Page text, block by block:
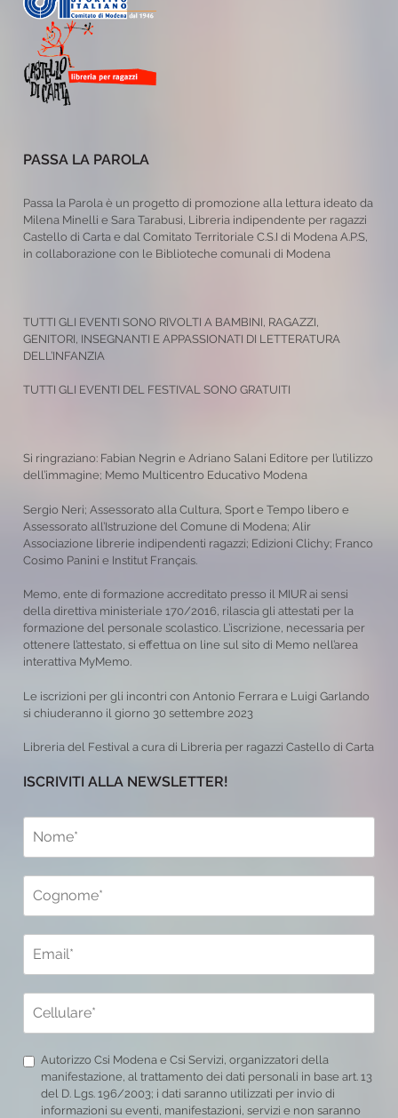
PASSA LA PAROLA
Passa la Parola è un progetto di promozione alla lettura ideato da
Milena Minelli e Sara Tarabusi, Libreria indipendente per ragazzi
Castello di Carta e dal Comitato Territoriale C.S.I di Modena A.P.S,
in collaborazione con le Biblioteche comunali di Modena
TUTTI GLI EVENTI SONO RIVOLTI A BAMBINI, RAGAZZI,
GENITORI, INSEGNANTI E APPASSIONATI DI LETTERATURA
DELL’INFANZIA
TUTTI GLI EVENTI DEL FESTIVAL SONO GRATUITI
Si ringraziano: Fabian Negrin e Adriano Salani Editore per l’utilizzo
dell’immagine; Memo Multicentro Educativo Modena
Sergio Neri; Assessorato alla Cultura, Sport e Tempo libero e
Assessorato all’Istruzione del Comune di Modena; Alir
Associazione librerie indipendenti ragazzi; Edizioni Clichy; Franco
Cosimo Panini e Institut Français.
Memo, ente di formazione accreditato presso il MIUR ai sensi
della direttiva ministeriale 170/2016, rilascia gli attestati per la
formazione del personale scolastico. L’iscrizione, necessaria per
ottenere l’attestato, si effettua on line sul sito di Memo nell’area
interattiva MyMemo.
Le iscrizioni per gli incontri con Antonio Ferrara e Luigi Garlando
si chiuderanno il giorno 30 settembre 2023
Libreria del Festival a cura di Libreria per ragazzi Castello di Carta
ISCRIVITI ALLA NEWSLETTER!
Autorizzo Csi Modena e Csi Servizi, organizzatori della
manifestazione, al trattamento dei dati personali in base art. 13
del D. Lgs. 196/2003; i dati saranno utilizzati per invio di
informazioni su eventi, manifestazioni, servizi e non saranno